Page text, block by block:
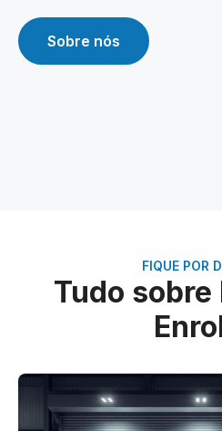
Sobre nós
FIQUE POR
Tudo sobre